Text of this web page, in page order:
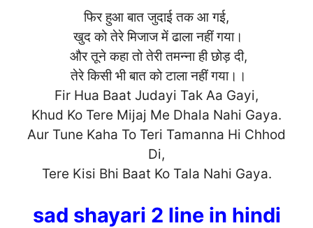
फिर हुआ बात जुदाई तक आ गई,
खुद को तेरे मिजाज में ढाला नहीं गया।
और तूने कहा तो तेरी तमन्ना ही छोड़ दी,
तेरे किसी भी बात को टाला नहीं गया।।
Fir Hua Baat Judayi Tak Aa Gayi,
Khud Ko Tere Mijaj Me Dhala Nahi Gaya.
Aur Tune Kaha To Teri Tamanna Hi Chhod
Di,
Tere Kisi Bhi Baat Ko Tala Nahi Gaya.
sad shayari 2 line in hindi